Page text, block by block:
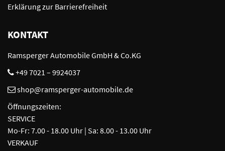
Erklärung zur Barrierefreiheit
KONTAKT
Ramsperger Automobile GmbH & Co.KG
+49 7021 – 9924037
shop@ramsperger-automobile.de
Öffnungszeiten:
SERVICE
Mo-Fr: 7.00 - 18.00 Uhr | Sa: 8.00 - 13.00 Uhr
VERKAUF